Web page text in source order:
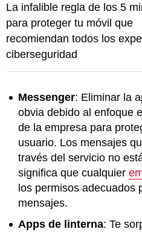
La infalible regla de los 5
para proteger tu móvil que
recomiendan todos los
ciberseguridad
Messenger: Eliminar la
obvia debido al enfoque
de la empresa para
usuario. Los mensajes
través del servicio no
significa que cualquier
los permisos adecuados
mensajes.
Apps de linterna: Te